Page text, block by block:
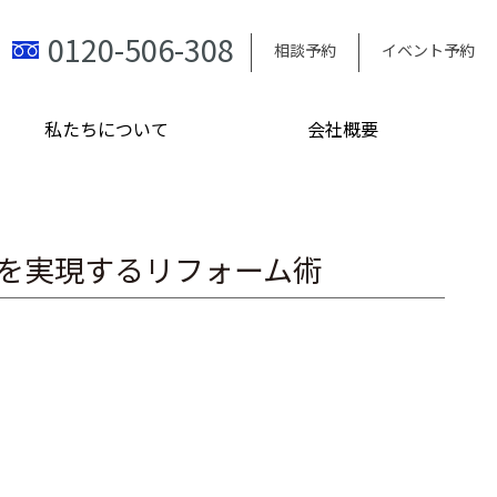
0120-506-308 相談予約 イベント予約
私たちについて 会社概要
実現するリフォーム術